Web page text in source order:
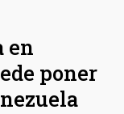
en
poner